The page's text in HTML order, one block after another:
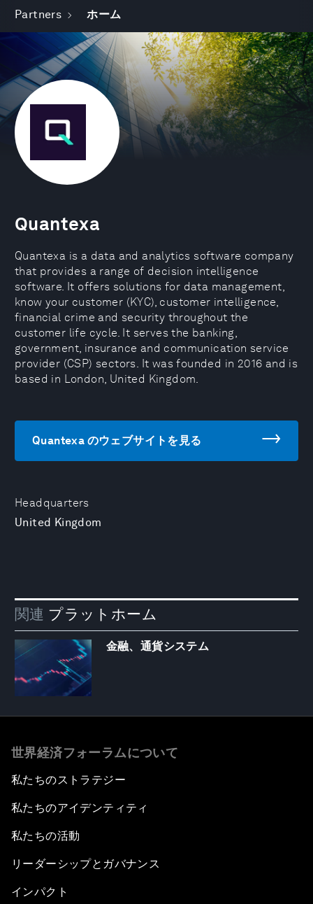
Partners ホーム
Headquarters
United Kingdom
Quantexa
Quantexa is a data and analytics software company
that provides a range of decision intelligence
software. It offers solutions for data management,
know your customer (KYC), customer intelligence,
financial crime and security throughout the
customer life cycle. It serves the banking,
government, insurance and communication service
provider (CSP) sectors. It was founded in 2016 and is
based in London, United Kingdom.
Quantexa のウェブサイトを見る
関連 プラットホーム
金融、通貨システム
世界経済フォーラムについて
私たちのストラテジー
私たちのアイデンティティ
私たちの活動
リーダーシップとガバナンス
インパクト